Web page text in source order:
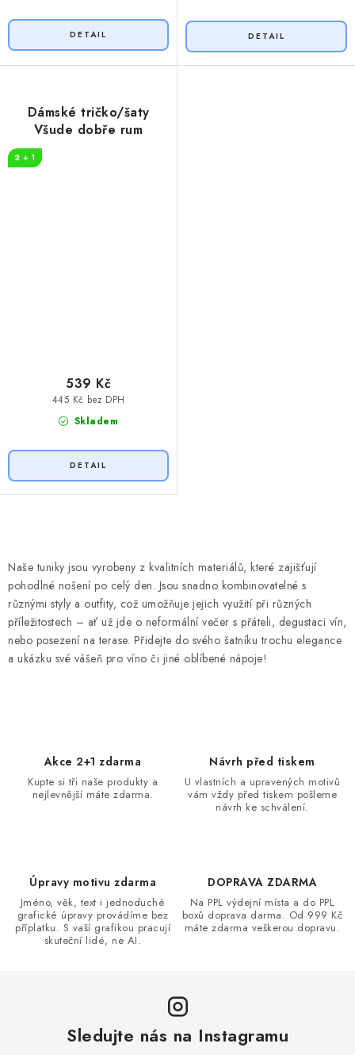
Dámské tričko/šaty
Všude dobře rum
2 + 1
Skladem
445 Kč bez DPH
539 Kč
v
l
á
d
a
c
Naše tuniky jsou vyrobeny z kvalitních materiálů, které zajišťují
pohodlné nošení po celý den. Jsou snadno kombinovatelné s
různými styly a outfity, což umožňuje jejich využití při různých
příležitostech – ať už jde o neformální večer s přáteli, degustaci vín,
nebo posezení na terase. Přidejte do svého šatníku trochu elegance
a ukázku své vášeň pro víno či jiné oblíbené nápoje!
Akce 2+1 zdarma
Kupte si tři naše produkty a
nejlevnější máte zdarma.
Návrh před tiskem
U vlastních a upravených motivů
vám vždy před tiskem pošleme
návrh ke schválení.
Úpravy motivu zdarma
Jméno, věk, text i jednoduché
grafické úpravy provádíme bez
příplatku. S vaší grafikou pracují
skuteční lidé, ne AI.
DOPRAVA ZDARMA
Na PPL výdejní místa a do PPL
boxů doprava darma. Od 999 Kč
máte zdarma veškerou dopravu.
Sledujte nás na Instagramu